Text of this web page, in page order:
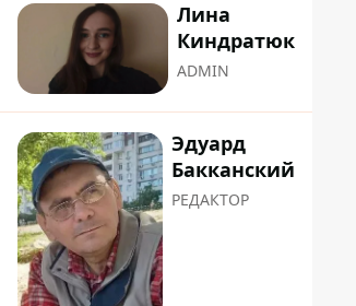
Лина
Киндратюк
ADMIN
Эдуард
Бакканский
РЕДАКТОР